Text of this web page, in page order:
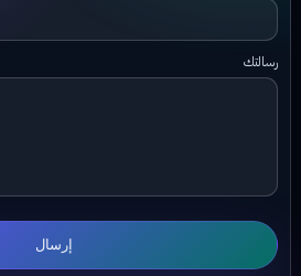
* يتم إرسال رسالتك مباشرة إلى البريد الإلكتروني الخاص بنا.